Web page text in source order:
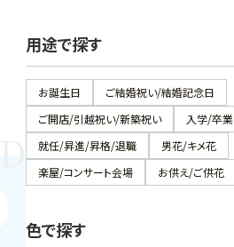
用途で探す
お誕生日
ご結婚祝い/結婚記念日
ご開店/引越祝い/新築祝い
入学/卒業
就任/昇進/昇格/退職
男花/キメ花
楽屋/コンサート会場
お供え/ご供花
色で探す